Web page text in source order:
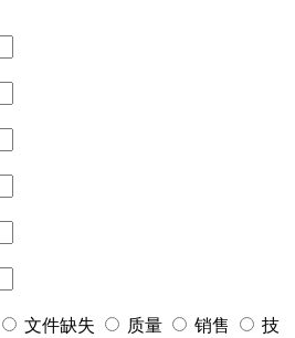
文件缺失 质量 销售
技